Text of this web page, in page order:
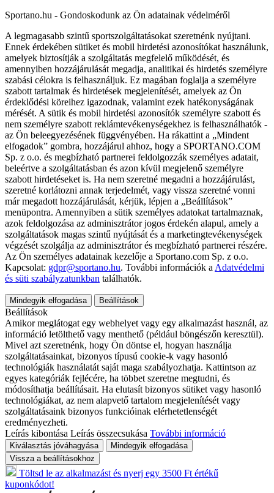
Sportano.hu - Gondoskodunk az Ön adatainak védelméről
A legmagasabb szintű sportszolgáltatásokat szeretnénk nyújtani.
Ennek érdekében sütiket és mobil hirdetési azonosítókat használunk,
amelyek biztosítják a szolgáltatás megfelelő működését, és
amennyiben hozzájárulását megadja, analitikai és hirdetés személyre
szabási célokra is felhasználjuk. Ez magában foglalja a személyre
szabott tartalmak és hirdetések megjelenítését, amelyek az Ön
érdeklődési köreihez igazodnak, valamint ezek hatékonyságának
mérését. A sütik és mobil hirdetési azonosítók személyre szabott és
nem személyre szabott reklámtevékenységekhez is felhasználhatók -
az Ön beleegyezésének függvényében. Ha rákattint a „Mindent
elfogadok” gombra, hozzájárul ahhoz, hogy a SPORTANO.COM
Sp. z o.o. és megbízható partnerei feldolgozzák személyes adatait,
beleértve a szolgáltatásban és azon kívül megjelenő személyre
szabott hirdetéseket is. Ha nem szeretné megadni a hozzájárulást,
szeretné korlátozni annak terjedelmét, vagy vissza szeretné vonni
már megadott hozzájárulását, kérjük, lépjen a „Beállítások”
menüpontra. Amennyiben a sütik személyes adatokat tartalmaznak,
azok feldolgozása az adminisztrátor jogos érdekén alapul, amely a
szolgáltatások magas szintű nyújtását és a marketingtevékenységek
végzését szolgálja az adminisztrátor és megbízható partnerei részére.
Az Ön személyes adatainak kezelője a Sportano.com Sp. z o.o.
Kapcsolat: gdpr@sportano.hu. További információk a Adatvédelmi
és süti szabályzatunkban találhatók.
Mindegyik elfogadása Beállítások
Beállítások
Amikor meglátogat egy webhelyet vagy egy alkalmazást használ, az
információ letölthető vagy menthető (például böngészőn keresztül).
Mivel azt szeretnénk, hogy Ön döntse el, hogyan használja
szolgáltatásainkat, bizonyos típusú cookie-k vagy hasonló
technológiák használatát saját maga szabályozhatja. Kattintson az
egyes kategóriák fejlécére, ha többet szeretne megtudni, és
módosíthatja beállításait. Ha elutasít bizonyos sütiket vagy hasonló
technológiákat, az nem alapvető tartalom megjelenítését vagy
szolgáltatásaink bizonyos funkcióinak elérhetetlenségét
eredményezheti.
Leírás kibontása Leírás összecsukása További információ
Kiválasztás jóváhagyása
Mindegyik elfogadása
Vissza a beállításokhoz
Töltsd le az alkalmazást és nyerj egy 3500 Ft értékű
kuponkódot!